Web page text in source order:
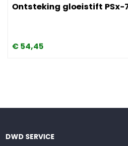
Ontsteking gloeistift PSx-
€ 54,45
DWD SERVICE